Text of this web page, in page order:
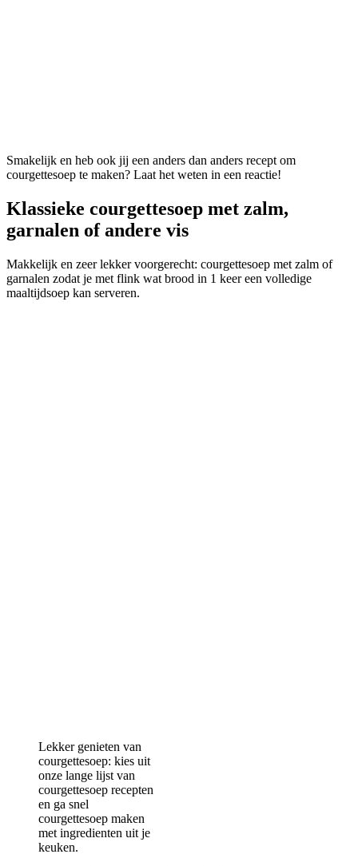
Smakelijk en heb ook jij een anders dan anders recept om
courgettesoep te maken? Laat het weten in een reactie!
Klassieke courgettesoep met zalm,
garnalen of andere vis
Makkelijk en zeer lekker voorgerecht: courgettesoep met zalm of
garnalen zodat je met flink wat brood in 1 keer een volledige
maaltijdsoep kan serveren.
Lekker genieten van
courgettesoep: kies uit
onze lange lijst van
courgettesoep recepten
en ga snel
courgettesoep maken
met ingredienten uit je
keuken.